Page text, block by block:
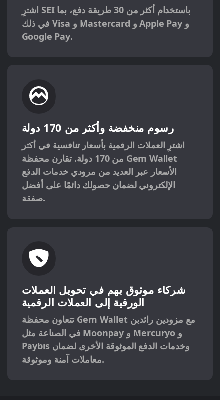
اشترِ SEI باستخدام أكثر من 30 طريقة دفع، بما
Visa Mastercard Apple Pay و
Google Pay.
رسوم منخفضة وأكثر من 170 دولة
اشترِ العملات الرقمية بأسعار تنافسية في أكثر
من 170 دولة. تقارن محفظة Gem Wallet
الأسعار عبر العديد من مزودي خدمات الدفع
الإلكتروني لضمان حصولك دائمًا على أفضل
صفقة.
شركاء موثوق بهم في تحويل العملات
الورقية إلى العملات الرقمية
تتعاون محفظة Gem Wallet مع مزودين رائدين
Moonpay Mercuryo و
Paybis
معاملات آمنة وموثوقة.